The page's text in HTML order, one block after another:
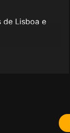
de Lisboa e